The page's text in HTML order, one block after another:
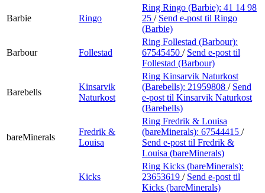
Barbie Ringo
Ring Ringo (Barbie): 41 14 98
25 / Send e-post til Ringo
(Barbie)
Barbour Follestad
Ring Follestad (Barbour):
67545450 / Send e-post til
Follestad (Barbour)
Barebells
Kinsarvik
Naturkost
Ring Kinsarvik Naturkost
(Barebells): 21959808 / Send
e-post til Kinsarvik Naturkost
(Barebells)
bareMinerals
Fredrik &
Louisa
Ring Fredrik & Louisa
(bareMinerals): 67544415 /
Send e-post til Fredrik &
Louisa (bareMinerals)
Kicks
Ring Kicks (bareMinerals):
23653619 / Send e-post til
Kicks (bareMinerals)